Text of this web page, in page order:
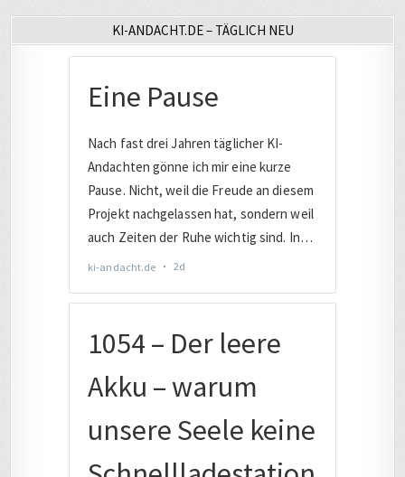
KI-ANDACHT.DE – TÄGLICH NEU